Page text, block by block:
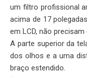
um filtro profissional
acima de 17
em LCD, não
A parte superior da
dos olhos e a uma
braço estendido.